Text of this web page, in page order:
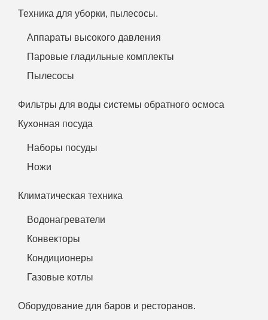
Техника для уборки, пылесосы.
Аппараты высокого давления
Паровые гладильные комплекты
Пылесосы
Фильтры для воды системы обратного осмоса
Кухонная посуда
Наборы посуды
Ножи
Климатическая техника
Водонагреватели
Конвекторы
Кондиционеры
Газовые котлы
Оборудование для баров и ресторанов.